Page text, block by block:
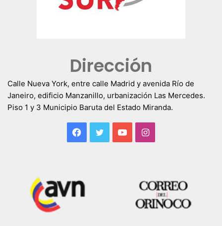
Dirección
Calle Nueva York, entre calle Madrid y avenida Río de
Janeiro, edificio Manzanillo, urbanización Las Mercedes.
Piso 1 y 3 Municipio Baruta del Estado Miranda.
Facebook
TwitterYouTubeInstagram